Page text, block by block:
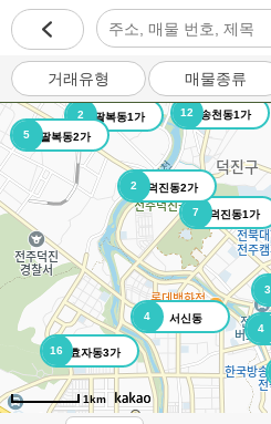
거래유형 매물종류
3
7 덕진동1가
2 덕진동2가
12 송천동1가
4
서신동
4
2
팔복동1가
5
팔복동2가
16 효자동3가
1km